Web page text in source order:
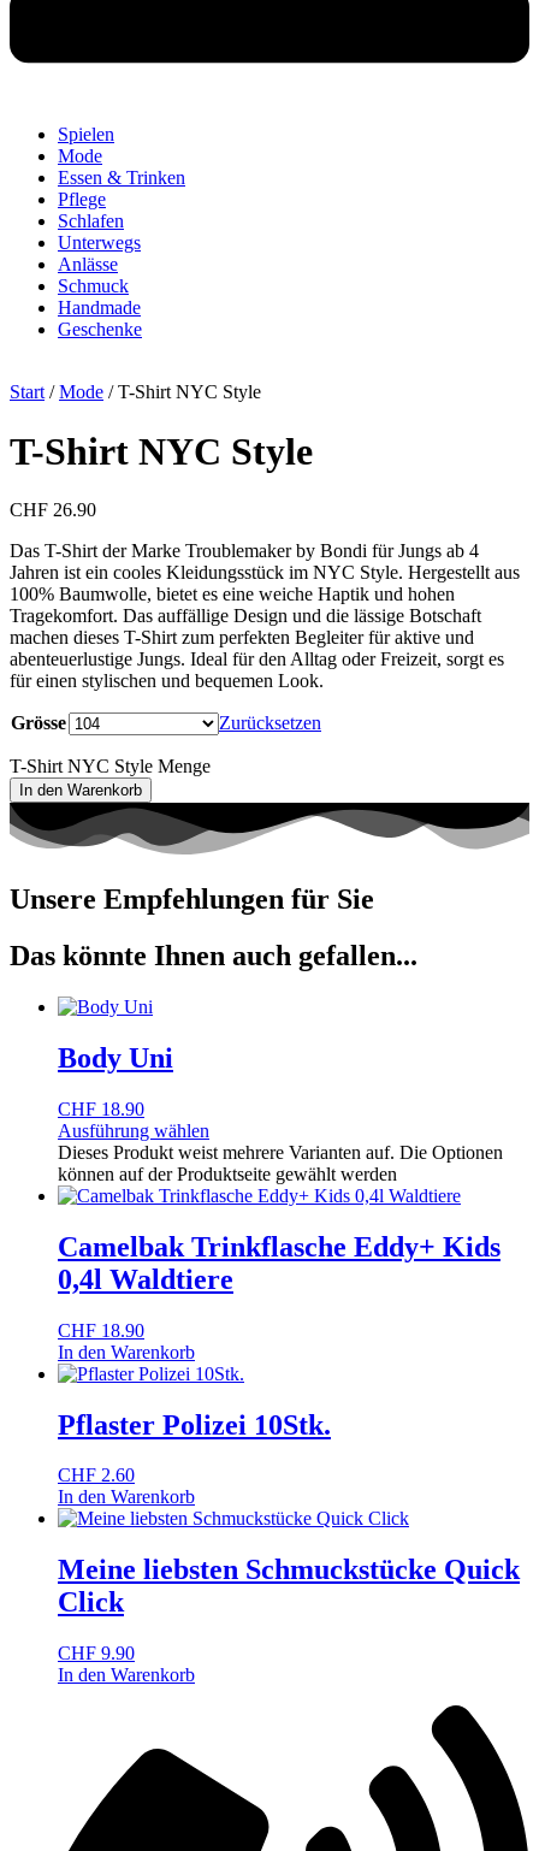
Spielen
Mode
Essen & Trinken
Pflege
Schlafen
Unterwegs
Anlässe
Schmuck
Handmade
Geschenke
Start /Mode / T-Shirt NYC Style
T-Shirt NYC Style
CHF 26.90
Das T-Shirt der Marke Troublemaker by Bondi für Jungs ab 4
Jahren ist ein cooles Kleidungsstück im NYC Style. Hergestellt aus
100% Baumwolle, bietet es eine weiche Haptik und hohen
Tragekomfort. Das auffällige Design und die lässige Botschaft
machen dieses T-Shirt zum perfekten Begleiter für aktive und
abenteuerlustige Jungs. Ideal für den Alltag oder Freizeit, sorgt es
für einen stylischen und bequemen Look.
Grösse Zurücksetzen
T-Shirt NYC Style Menge
In den Warenkorb
Unsere Empfehlungen für Sie
Das könnte Ihnen auch gefallen...
Body Uni
CHF 18.90
Ausführung wählen
Dieses Produkt weist mehrere Varianten auf. Die Optionen
können auf der Produktseite gewählt werden
Camelbak Trinkflasche Eddy+ Kids
0,4l Waldtiere
CHF 18.90
In den Warenkorb
Pflaster Polizei 10Stk.
CHF 2.60
In den Warenkorb
Meine liebsten Schmuckstücke Quick
Click
CHF 9.90
In den Warenkorb